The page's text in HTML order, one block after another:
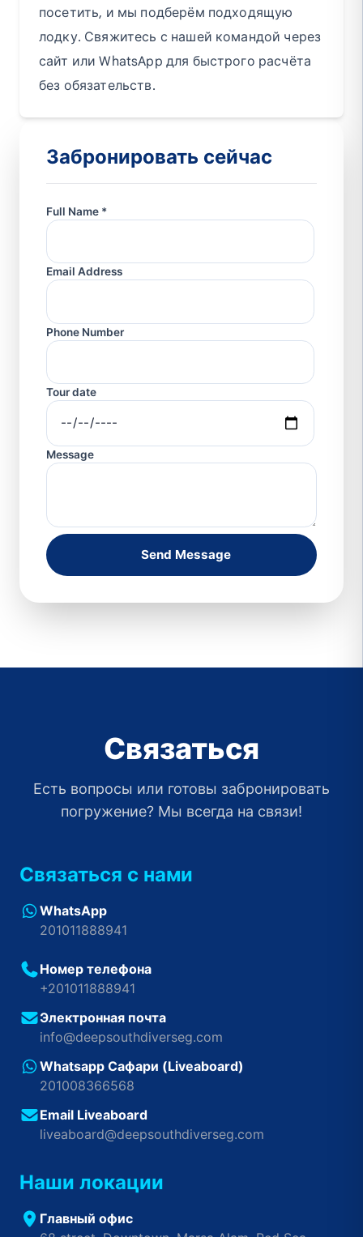
посетить, и мы подберём подходящую
лодку. Свяжитесь с нашей командой через
сайт или WhatsApp для быстрого расчёта
без обязательств.
Забронировать сейчас
Full Name *
Email Address
Phone Number
Tour date
Message
Send Message
Связаться
Есть вопросы или готовы забронировать
погружение? Мы всегда на связи!
Связаться с нами
WhatsApp
201011888941
Номер телефона
+201011888941
Электронная почта
info@deepsouthdiverseg.com
Whatsapp Сафари (Liveaboard)
201008366568
Email Liveaboard
liveaboard@deepsouthdiverseg.com
Наши локации
Главный офис